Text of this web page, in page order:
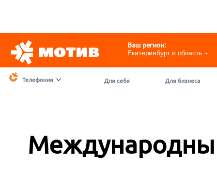
Ваш регион:
Екатеринбург и область
Телефония Для себя Для бизнеса